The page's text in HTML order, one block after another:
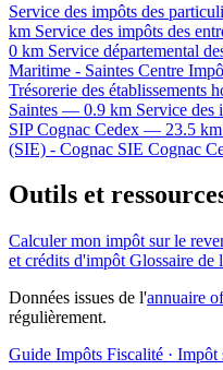
Service des impôts des
km Service des impôts des
0 km Service départemental
Maritime - Saintes Centre
Trésorerie des établissements
Saintes — 0.9 km Service des
SIP Cognac Cedex — 23.5 km
(SIE) - Cognac SIE Cognac
Outils et
Calculer mon impôt sur le
et crédits d'impôt Glossaire de
Données issues de l'annuaire
régulièrement.
Guide Impôts Fiscalité · Impôt